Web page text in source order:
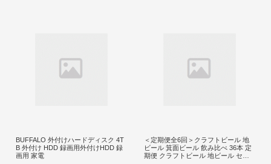
BUFFALO 外付けハードディスク 4T
B 外付け HDD 録画用外付けHDD 録
画用 家電
＜定期便全6回＞クラフトビール 地
ビール 箕面ビール 飲み比べ 36本 定
期便 クラフトビール 地ビール セッ